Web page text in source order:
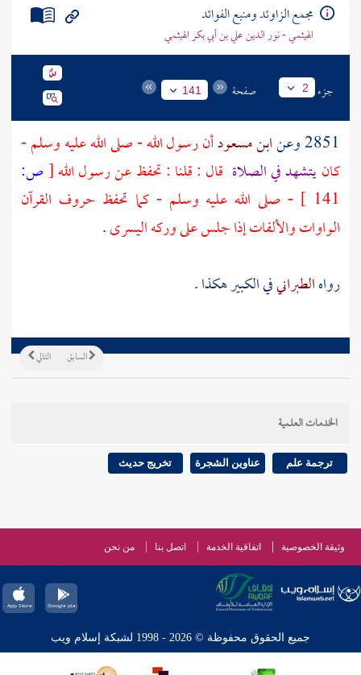
مجمع الزاوئد ومنبع الفوائد
الهيثمي - نور الدين علي بن أبي بكر الهيثمي
جزء 2 صفحة 141
2851 وعن ابن مسعودأن رسول الله - صلى الله عليه وسلم -
كانيتشهد في الصلاة قال : قلنا : تحفظ عن رسول الله[ص:
141 ]
- صلى الله عليه وسلم - كما تحفظ حروف القرآن
الواوات والألفات إذا جلس على وركه اليسرى.
رواهالطبرانيفي الكبير هكذا .
التالي السابق
الخدمات العلمية
ترجمة علم عناوين الشجرة تخريج حديث
وثيقة الخصوصية اتفاقية الخدمة اتصل بنا من نحن
جميع الحقوق محفوظة © 2026 - 1998 لشبكة إسلام ويب